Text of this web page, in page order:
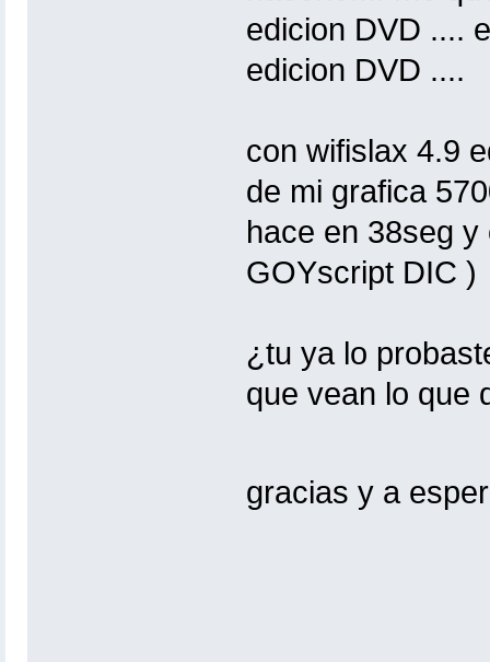
edicion DVD ....
edicion DVD ....
con wifislax 4.9
de mi grafica
hace en 38seg
GOYscript DIC )
¿tu ya lo
que vean lo que
gracias y a